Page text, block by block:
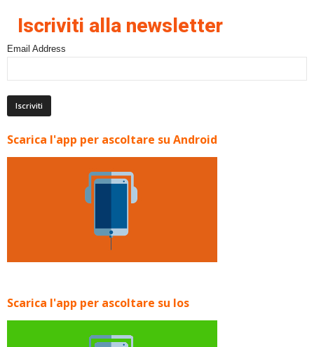
Iscriviti alla newsletter
Email Address
Scarica l'app per ascoltare su Android
Scarica l'app per ascoltare su Ios